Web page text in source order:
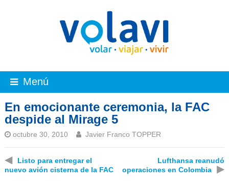
Menú
En emocionante ceremonia, la FAC
despide al Mirage 5
octubre 30, 2010 Javier Franco TOPPER
◀
Listo para entregar el
nuevo avión cisterna de la FAC
Lufthansa reanudó
operaciones en Colombia
▶